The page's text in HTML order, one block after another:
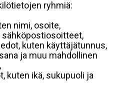
ryhmiä:
nimi, osoite,
sähköpostiosoitteet,
kuten käyttäjätunnus,
ja muu mahdollinen
kuten ikä, sukupuoli ja